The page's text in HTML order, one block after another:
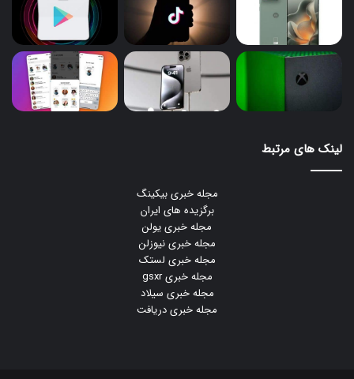
لینک های مرتبط
مجله خبری بیکینگ
برگزیده های ایران
مجله خبری یولن
مجله خبری نیوزلن
مجله خبری لستک
مجله خبری gsxr
مجله خبری سیلاد
مجله خبری دریافت